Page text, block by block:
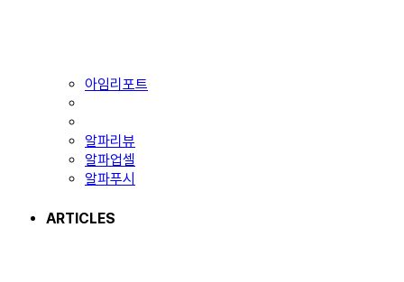
아임리포트
알파리뷰
알파업셀
알파푸시
ARTICLES